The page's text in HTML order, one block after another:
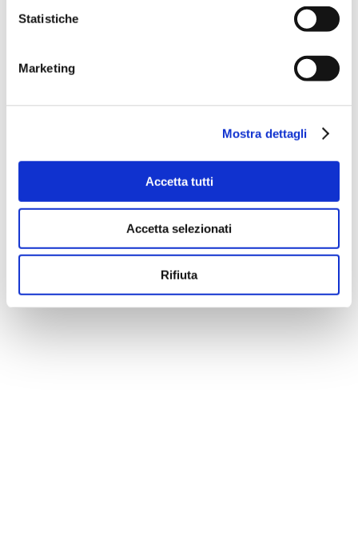
Statistiche
Marketing
Mostra dettagli
Accetta tutti
Accetta selezionati
Rifiuta